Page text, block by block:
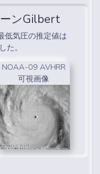
ンGilbert
低気圧の推定値は
た。
NOAA-09 AVHRR
可視画像